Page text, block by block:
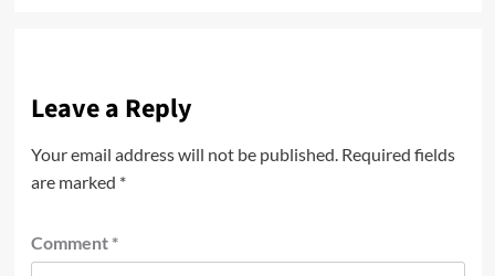
Leave a Reply
Your email address will not be published. Required fields
are marked *
Comment *